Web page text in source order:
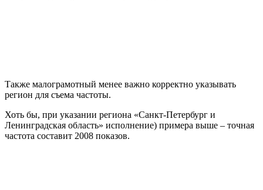
Также малограмотный менее важно корректно указывать
регион для съема частоты.
Хоть бы, при указании региона «Санкт-Петербург и
Ленинградская область» исполнение) примера выше – точная
частота составит 2008 показов.